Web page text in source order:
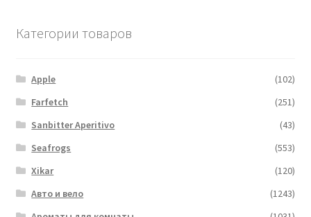
Категории товаров
Apple
(102)
Farfetch
(251)
Sanbitter Aperitivo
(43)
Seafrogs
(553)
Xikar
(120)
Авто и вело
(1243)